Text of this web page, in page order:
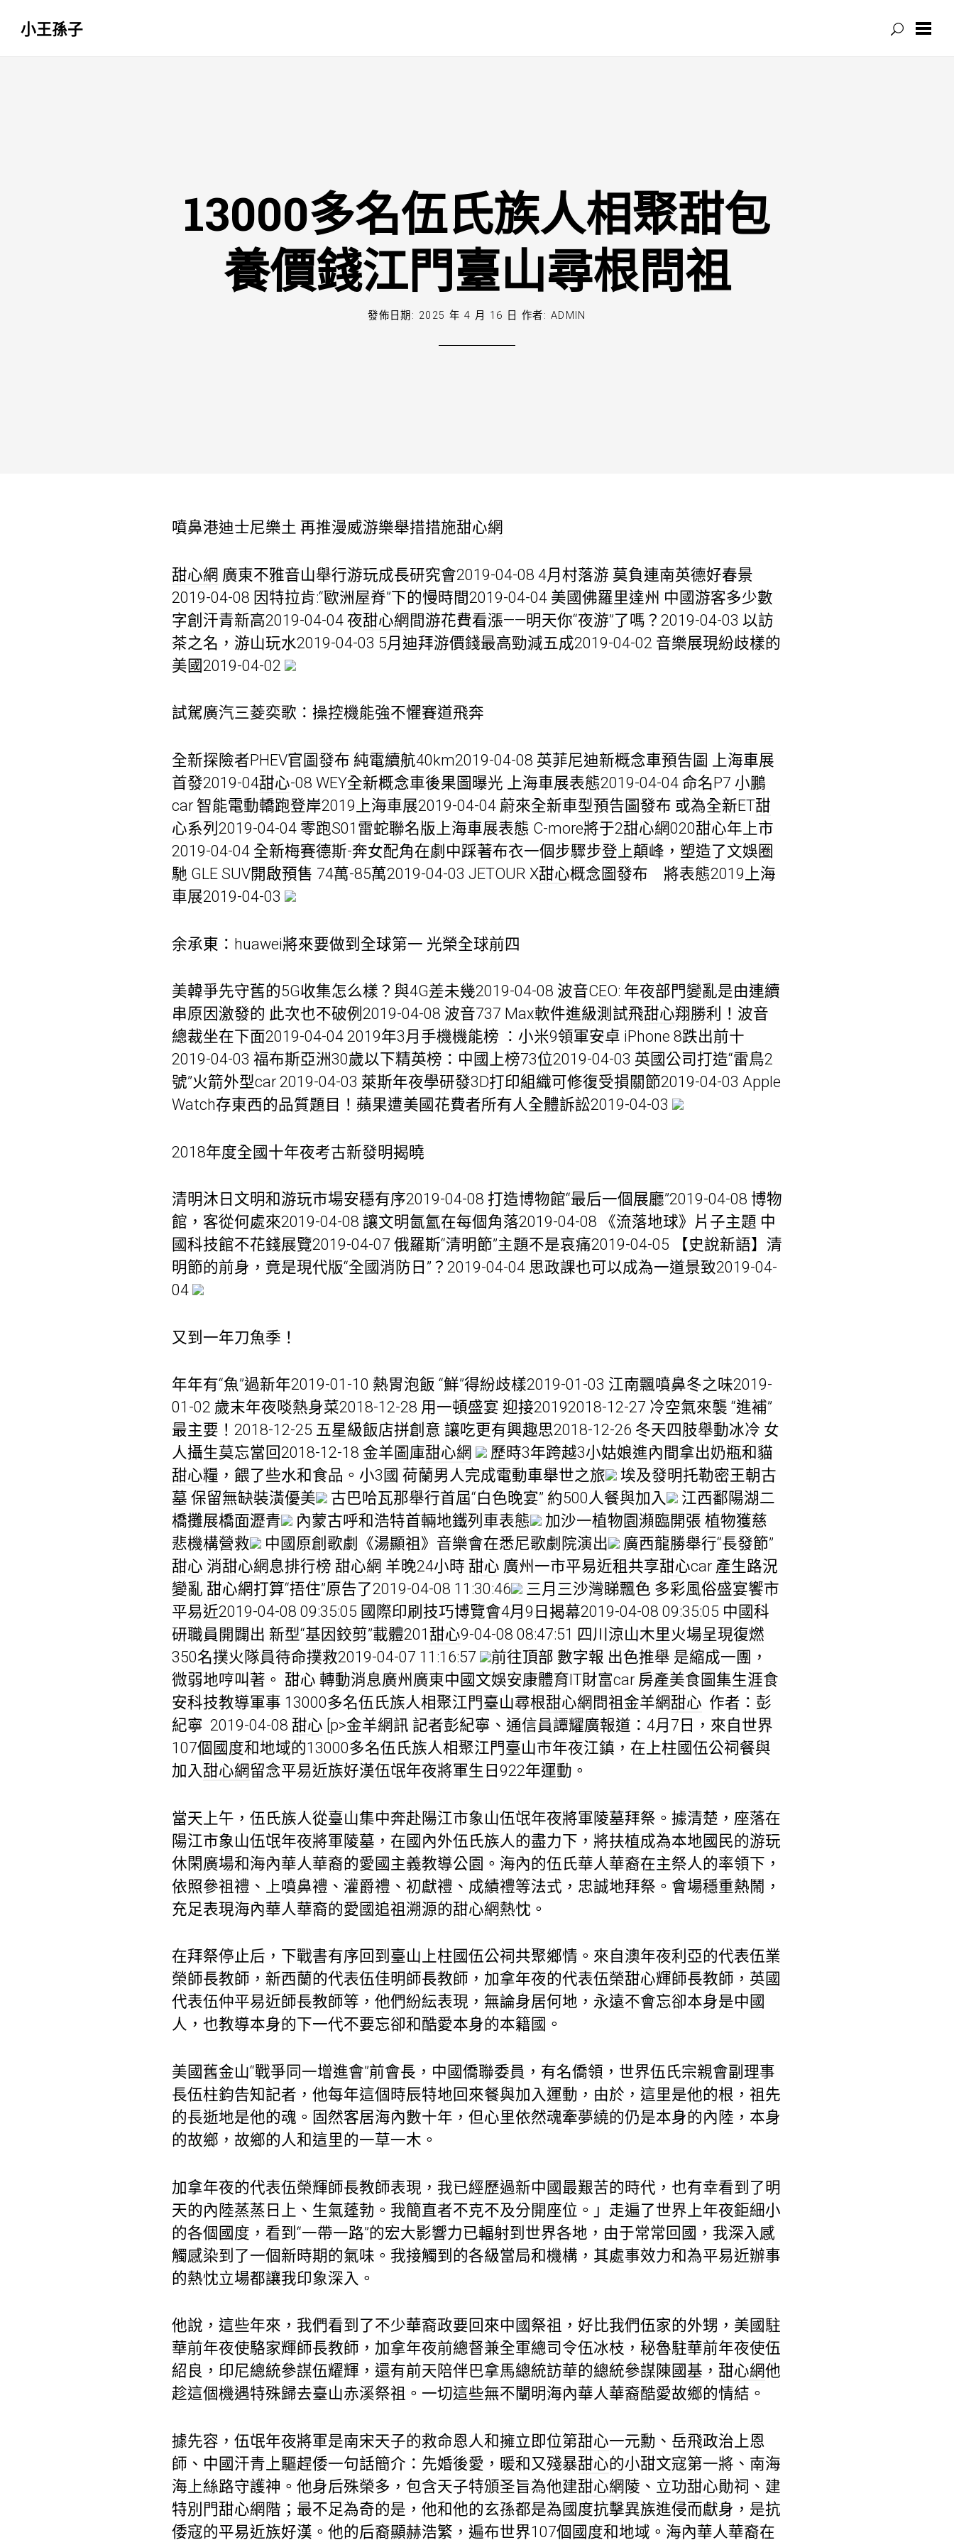
小王孫子
13000多名伍氏族人相聚甜包
養價錢江門臺山尋根問祖
發佈日期: 2025 年 4 月 16 日 作者: ADMIN
噴鼻港迪士尼樂土 再推漫威游樂舉措措施甜心網
甜心網 廣東不雅音山舉行游玩成長研究會2019-04-08 4月村落游 莫負連南英德好春景
2019-04-08 因特拉肯:“歐洲屋脊”下的慢時間2019-04-04 美國佛羅里達州 中國游客多少數
字創汗青新高2019-04-04 夜甜心網 間游花費看漲——明天你“夜游”了嗎？2019-04-03 以訪
茶之名，游山玩水2019-04-03 5月迪拜游價錢最高勁減五成2019-04-02 音樂展現紛歧樣的
美國2019-04-02
試駕廣汽三菱奕歌：操控機能強不懼賽道飛奔
全新探險者PHEV官圖發布 純電續航40km2019-04-08 英菲尼迪新概念車預告圖 上海車展
首發2019-04甜心-08 WEY全新概念車後果圖曝光 上海車展表態2019-04-04 命名P7 小鵬
car 智能電動轎跑登岸2019上海車展2019-04-04 蔚來全新車型預告圖發布 或為全新ET甜
心系列2019-04-04 零跑S01雷蛇聯名版上海車展表態 C-more將于2甜心網020甜心年上市
2019-04-04 全新梅賽德斯-奔女配角在劇中踩著布衣一個步驟步登上顛峰，塑造了文娛圈
馳 GLE SUV開啟預售 74萬-85萬2019-04-03 JETOUR X甜心概念圖發布 將表態2019上海
車展2019-04-03
余承東：huawei將來要做到全球第一 光榮全球前四
美韓爭先守舊的5G收集怎么樣？與4G差未幾2019-04-08 波音CEO: 年夜部門變亂是由連續
串原因激發的 此次也不破例2019-04-08 波音737 Max軟件進級測試飛甜心翔勝利！波音
總裁坐在下面2019-04-04 2019年3月手機機能榜 ：小米9領軍安卓 iPhone 8跌出前十
2019-04-03 福布斯亞洲30歲以下精英榜：中國上榜73位2019-04-03 英國公司打造“雷鳥2
號”火箭外型car 2019-04-03 萊斯年夜學研發3D打印組織可修復受損關節2019-04-03 Apple
Watch存東西的品質題目！蘋果遭美國花費者所有人全體訴訟2019-04-03
2018年度全國十年夜考古新發明揭曉
清明沐日文明和游玩市場安穩有序2019-04-08 打造博物館“最后一個展廳”2019-04-08 博物
館，客從何處來2019-04-08 讓文明氤氳在每個角落2019-04-08 《流落地球》片子主題 中
國科技館不花錢展覽2019-04-07 俄羅斯“清明節”主題不是哀痛2019-04-05 【史說新語】清
明節的前身，竟是現代版“全國消防日”？2019-04-04 思政課也可以成為一道景致2019-04-
04
又到一年刀魚季！
年年有“魚”過新年2019-01-10 熱胃泡飯 “鮮”得紛歧樣2019-01-03 江南飄噴鼻冬之味2019-
01-02 歲末年夜啖熱身菜2018-12-28 用一頓盛宴 迎接20192018-12-27 冷空氣來襲 “進補”
最主要！2018-12-25 五星級飯店拼創意 讓吃更有興趣思2018-12-26 冬天四肢舉動冰冷 女
人攝生莫忘當回2018-12-18 金羊圖庫甜心網
歷時3年跨越3小姑娘進內間拿出奶瓶和貓
甜心糧，餵了些水和食品。小3國 荷蘭男人完成電動車舉世之旅
埃及發明托勒密王朝古
墓 保留無缺裝潢優美
古巴哈瓦那舉行首屆“白色晚宴” 約500人餐與加入
江西鄱陽湖二
橋攤展橋面瀝青
內蒙古呼和浩特首輛地鐵列車表態
加沙一植物園瀕臨開張 植物獲慈
悲機構營救
中國原創歌劇《湯顯祖》音樂會在悉尼歌劇院演出
廣西龍勝舉行“長發節”
甜心 消甜心網息排行榜 甜心網 羊晚24小時 甜心 廣州一市平易近租共享甜心car 產生路況
變亂 甜心網打算“捂住”原告了2019-04-08 11:30:46
三月三沙灣睇飄色 多彩風俗盛宴饗市
平易近2019-04-08 09:35:05 國際印刷技巧博覽會4月9日揭幕2019-04-08 09:35:05 中國科
研職員開闢出 新型“基因鉸剪”載體201 甜心9-04-08 08:47:51 四川涼山木里火場呈現復燃
350名撲火隊員待命撲救2019-04-07 11:16:57
前往頂部 數字報 出色推舉 是縮成一團，
微弱地哼叫著。 甜心 轉動消息廣州廣東中國文娛安康體育IT財富car 房產美食圖集生涯食
安科技教導軍事 13000多名伍氏族人相聚江門臺山尋根甜心網 問祖金羊網甜心 作者：彭
紀寧 2019-04-08 甜心 [p>金羊網訊 記者彭紀寧、通信員譚耀廣報道：4月7日，來自世界
107個國度和地域的13000多名伍氏族人相聚江門臺山市年夜江鎮，在上柱國伍公祠餐與
加入甜心網留念平易近族好漢伍氓年夜將軍生日922年運動。
當天上午，伍氏族人從臺山集中奔赴陽江市象山伍氓年夜將軍陵墓拜祭。據清楚，座落在
陽江市象山伍氓年夜將軍陵墓，在國內外伍氏族人的盡力下，將扶植成為本地國民的游玩
休閑廣場和海內華人華裔的愛國主義教導公園。海內的伍氏華人華裔在主祭人的率領下，
依照參祖禮、上噴鼻禮、灌爵禮、初獻禮、成績禮等法式，忠誠地拜祭。會場穩重熱鬧，
充足表現海內華人華裔的愛國追祖溯源的甜心網熱忱。
在拜祭停止后，下戰書有序回到臺山上柱國伍公祠共聚鄉情。來自澳年夜利亞的代表伍業
榮師長教師，新西蘭的代表伍佳明師長教師，加拿年夜的代表伍榮甜心輝師長教師，英國
代表伍仲平易近師長教師等，他們紛紜表現，無論身居何地，永遠不會忘卻本身是中國
人，也教導本身的下一代不要忘卻和酷愛本身的本籍國。
美國舊金山“戰爭同一增進會”前會長，中國僑聯委員，有名僑領，世界伍氏宗親會副理事
長伍柱鈞告知記者，他每年這個時辰特地回來餐與加入運動，由於，這里是他的根，祖先
的長逝地是他的魂。固然客居海內數十年，但心里依然魂牽夢繞的仍是本身的內陸，本身
的故鄉，故鄉的人和這里的一草一木。
加拿年夜的代表伍榮輝師長教師表現，我已經歷過新中國最艱苦的時代，也有幸看到了明
天的內陸蒸蒸日上、生氣蓬勃。我簡直者不克不及分開座位。」走遍了世界上年夜鉅細小
的各個國度，看到“一帶一路”的宏大影響力已輻射到世界各地，由于常常回國，我深入感
觸感染到了一個新時期的氣味。我接觸到的各級當局和機構，其處事效力和為平易近辦事
的熱忱立場都讓我印象深入。
他說，這些年來，我們看到了不少華裔政要回來中國祭祖，好比我們伍家的外甥，美國駐
華前年夜使駱家輝師長教師，加拿年夜前總督兼全軍總司令伍冰枝，秘魯駐華前年夜使伍
紹良，印尼總統參謀伍耀輝，還有前天陪伴巴拿馬總統訪華的總統參謀陳國基， 甜心網他
趁這個機遇特殊歸去臺山赤溪祭祖。一切這些無不闡明海內華人華裔酷愛故鄉的情結。
據先容，伍氓年夜將軍是南宋天子的救命恩人和擁立即位第甜心一元勳、岳飛政治上恩
師、中國汗青上驅趕倭一句話簡介：先婚後愛，暖和又殘暴甜心的小甜文寇第一將、南海
海上絲路守護神。他身后殊榮多，包含天子特頒圣旨為他建甜心網 陵、立功甜心勛祠、建
特別門甜心網 階；最不足為奇的是，他和他的玄孫都是為國度抗擊異族進侵而獻身，是抗
倭寇的平易近族好漢。他的后裔顯赫浩繁，遍布世界107個國度和地域。海內華人華裔在